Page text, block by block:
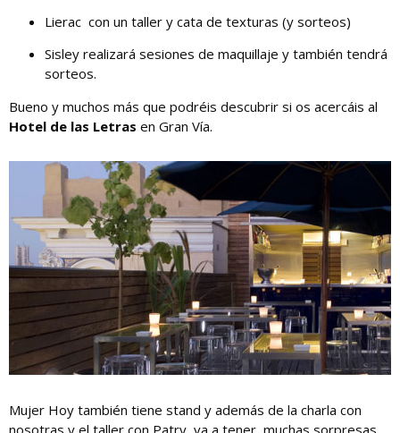
Lierac con un taller y cata de texturas (y sorteos)
Sisley realizará sesiones de maquillaje y también tendrá
sorteos.
Bueno y muchos más que podréis descubrir si os acercáis al
Hotel de las Letras en Gran Vía.
Mujer Hoy también tiene stand y además de la charla con
nosotras y el taller con Patry, va a tener muchas sorpresas